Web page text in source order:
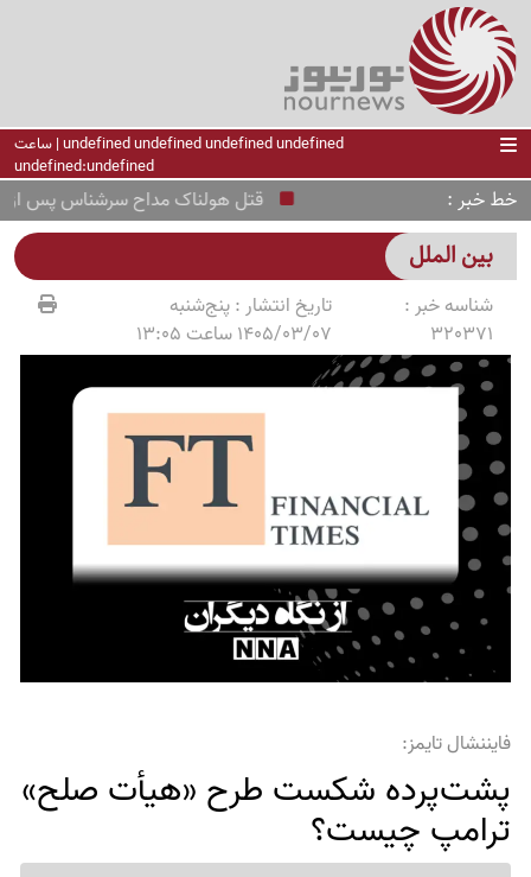
undefined undefined undefined undefined | ساعت
undefined:undefined
خط خبر قتل هولناک مداح سرشناس پس از
بین الملل
شناسه خبر :
320371
تاریخ انتشار :پنج‌شنبه
1405/03/07 ساعت 13:05
فایننشال تایمز:
پشت‌پرده شکست طرح «هیأت صلح»
ترامپ چیست؟